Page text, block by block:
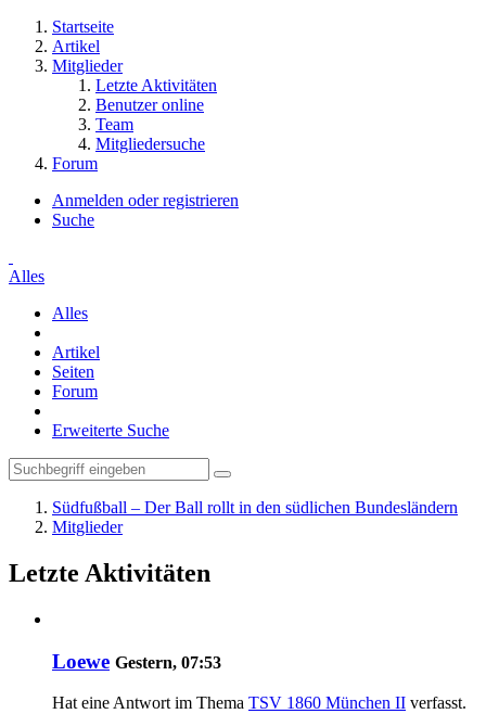
Startseite
Artikel
Mitglieder
Letzte Aktivitäten
Benutzer online
Team
Mitgliedersuche
Forum
Anmelden oder registrieren
Suche
Alles
Alles
Artikel
Seiten
Forum
Erweiterte Suche
Südfußball – Der Ball rollt in den südlichen Bundesländern
Mitglieder
Letzte Aktivitäten
Loewe Gestern, 07:53
Hat eine Antwort im Thema TSV 1860 München II verfasst.